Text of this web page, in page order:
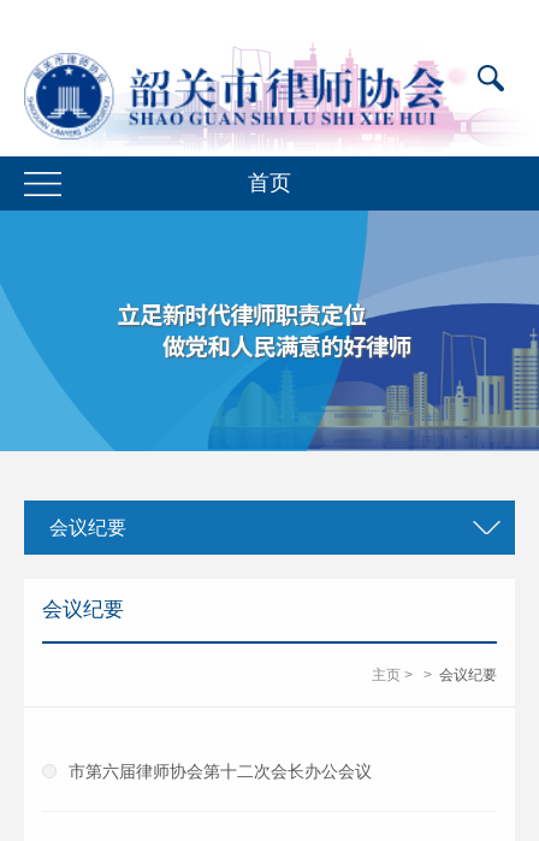
首页
会议纪要
会议纪要
主页 > > 会议纪要
市第六届律师协会第十二次会长办公会议